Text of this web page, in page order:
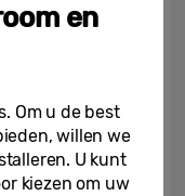
overkomt
zoals het
en
Om u de best
willen we
U kunt
kiezen om uw